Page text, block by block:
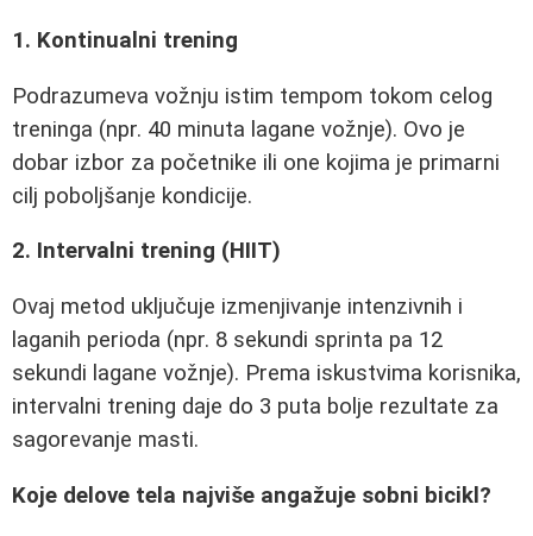
1. Kontinualni trening
Podrazumeva vožnju istim tempom tokom celog
treninga (npr. 40 minuta lagane vožnje). Ovo je
dobar izbor za početnike ili one kojima je primarni
cilj poboljšanje kondicije.
2. Intervalni trening (HIIT)
Ovaj metod uključuje izmenjivanje intenzivnih i
laganih perioda (npr. 8 sekundi sprinta pa 12
sekundi lagane vožnje). Prema iskustvima korisnika,
intervalni trening daje do 3 puta bolje rezultate za
sagorevanje masti.
Koje delove tela najviše angažuje sobni bicikl?